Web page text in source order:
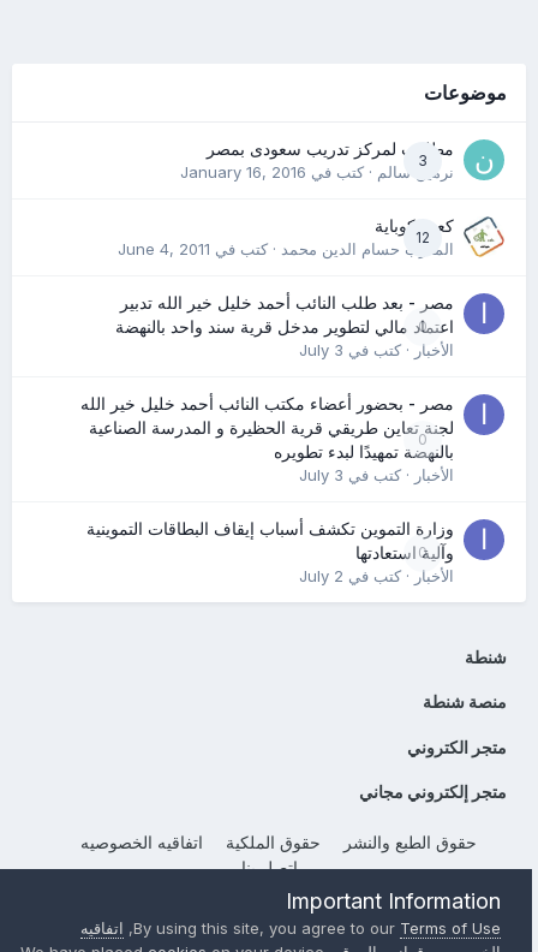
موضوعات
3
مطلوب لمركز تدريب سعودى بمصر
نرمين سالم· كتب في January 16, 2016
12
كعب كوباية
المدرب حسام الدين محمد· كتب في June 4, 2011
0
مصر - بعد طلب النائب أحمد خليل خير الله تدبير
اعتماد مالي لتطوير مدخل قرية سند واحد بالنهضة
الأخبار· كتب في July 3
0
مصر - بحضور أعضاء مكتب النائب أحمد خليل خير الله
لجنة تعاين طريقي قرية الحظيرة و المدرسة الصناعية
بالنهضة تمهيدًا لبدء تطويره
الأخبار· كتب في July 3
0
وزارة التموين تكشف أسباب إيقاف البطاقات التموينية
وآلية استعادتها
الأخبار· كتب في July 2
شنطة
منصة شنطة
متجر الكتروني
متجر إلكتروني مجاني
حقوق الطبع والنشر حقوق الملكية
اتفاقيه الخصوصيه
إتصل بنا
Powered by Invision CommunityImportant Information
By using this site, you agree to ourTerms of Use
, اتفاقيه